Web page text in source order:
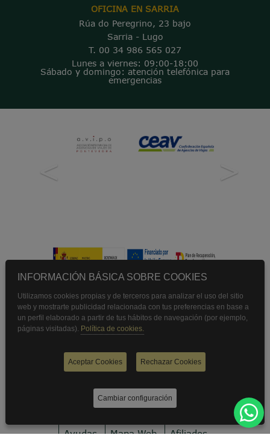
OFICINA EN SARRIA
Rúa do Peregrino, 23 bajo
Sarria - Lugo
T. 00 34 986 565 027
Lunes a viernes: 09:00-18:00
Sábado y domingo: atención telefónica para
emergencias
< >
Licencia Agencia de Viajes:
XG-207
Política de privacidad Aviso legal
Compromiso con la protección de datos personales
INFORMACIÓN BÁSICA SOBRE COOKIES
Utilizamos cookies propias y de terceros para analizar el uso del sitio
web y mostrarte publicidad relacionada con tus preferencias en base a
un perfil elaborado a partir de tus hábitos de navegación (por ejemplo,
páginas visitadas). Política de cookies.
Aceptar Cookies Rechazar Cookies
Cambiar configuración